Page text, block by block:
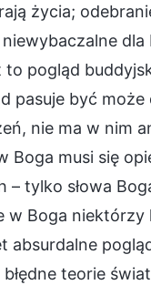
życia;
dla
to pogląd
pasuje być może
nie ma w nim
Boga musi się
– tylko słowa
w Boga niektórzy
absurdalne
teorie